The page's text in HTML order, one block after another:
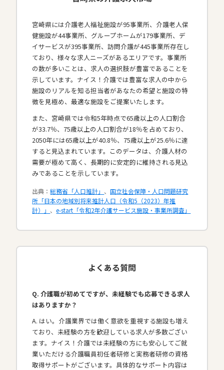
宮崎県には介護老人福祉施設が95事業所、介護老人保
健施設が44事業所、グループホームが179事業所、デ
イサービスが395事業所、訪問介護が445事業所存在し
ており、様々な求人ニーズがあるエリアです。事業所
の数が多いことは、求人の選択肢が豊富であることを
示しています。ナイス！介護では豊富な求人の中から
施設のリアルを知る担当者があなたの希望と施設の特
徴を見極め、最適な施設をご提案いたします。
また、宮崎県では令和5年時点で65歳以上の人口割合
が33.7％、75歳以上の人口割合が18％を占めており、
2050年には65歳以上が40.8％、75歳以上が25.6％に達
すると見込まれています。このデータは、介護人材の
需要が極めて高く、長期的に安定的に維持される見込
みであることを示しています。
出典：総務省「人口推計」 、国立社会保障・人口問題研究
所「日本の地域別将来推計人口（令和5（2023）年推
計）」 、e-start「令和2年介護サービス施設・事業所調査」
よくある質問
Q. 介護職が初めてですが、未経験でも応募できる求人
はありますか？
A. はい。介護業界では働く意欲を重視する施設も増え
ており、未経験の方を歓迎している求人が多数ござい
ます。ナイス！介護では未経験の方にも安心してご就
業いただける介護職員初任者研修と実務者研修の資格
取得サポートがございます。具体的なサポート内容は